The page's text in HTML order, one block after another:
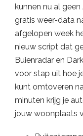
kunnen nu al
gratis weer-data
afgelopen week
nieuw script dat
Buienradar en
voor stap uit hoe
kunt omtoveren
minuten krijg je
jouw woonplaats